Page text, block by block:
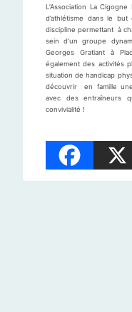
L’Association La
d’athlétisme dans le
discipline permettant à
sein d’un groupe
Georges Gratiant à
également des activités
situation de handicap
découvrir en famille
avec des entraîneurs
convivialité !